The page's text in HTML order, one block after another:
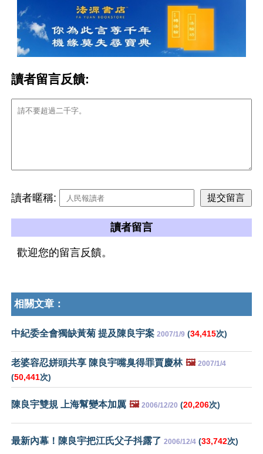
讀者留言反饋:
讀者暱稱:
讀者留言
歡迎您的留言反饋。
相關文章：
中紀委全會獨缺黃菊 提及陳良宇案 2007/1/9 (34,415次)
老婆容忍姘頭共享 陳良宇嘴臭得罪賈慶林 🖼️ 2007/1/4
(50,441次)
陳良宇雙規 上海幫變本加厲 🖼️ 2006/12/20 (20,206次)
最新內幕！陳良宇把江氏父子抖露了 2006/12/4 (33,742次)